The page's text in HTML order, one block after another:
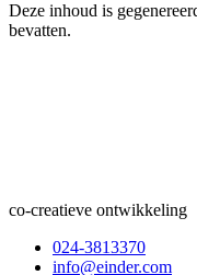
Deze inhoud is
bevatten.
co-creatieve ontwikkeling
024-3813370
info@einder.com